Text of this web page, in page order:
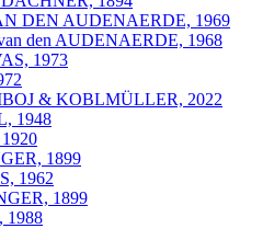
DEN AUDENAERDE, 1969
den AUDENAERDE, 1968
1973
& KOBLMÜLLER, 2022
1948
1899
1962
1899
1988